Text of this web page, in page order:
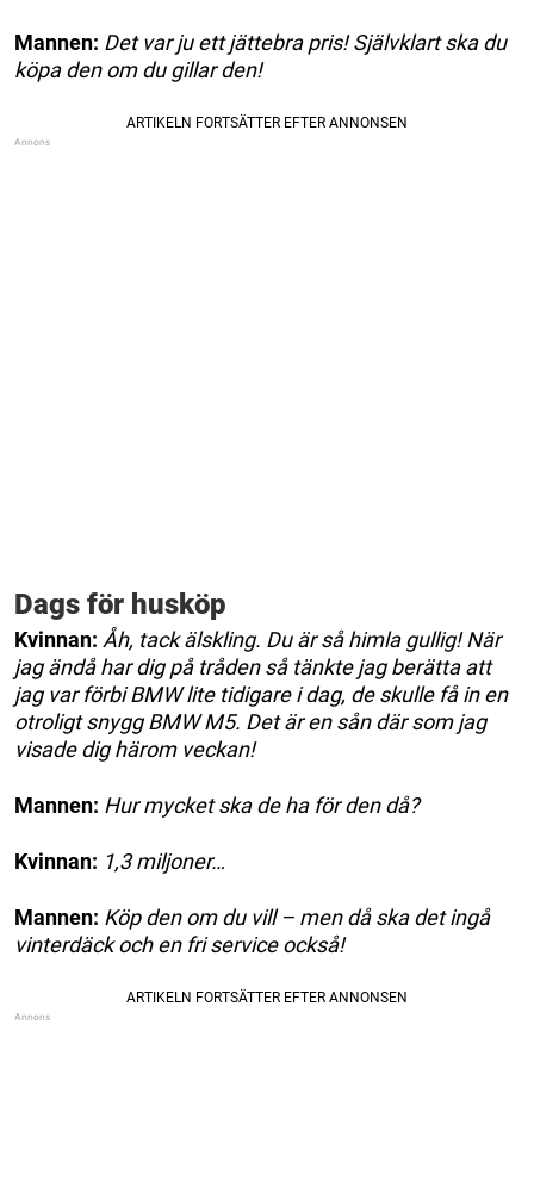
Mannen: Det var ju ett jättebra pris! Självklart ska du
köpa den om du gillar den!
Dags för husköp
Kvinnan: Åh, tack älskling. Du är så himla gullig! När
jag ändå har dig på tråden så tänkte jag berätta att
jag var förbi BMW lite tidigare i dag, de skulle få in en
otroligt snygg BMW M5. Det är en sån där som jag
visade dig härom veckan!
Mannen: Hur mycket ska de ha för den då?
Kvinnan: 1,3 miljoner…
Mannen: Köp den om du vill – men då ska det ingå
vinterdäck och en fri service också!